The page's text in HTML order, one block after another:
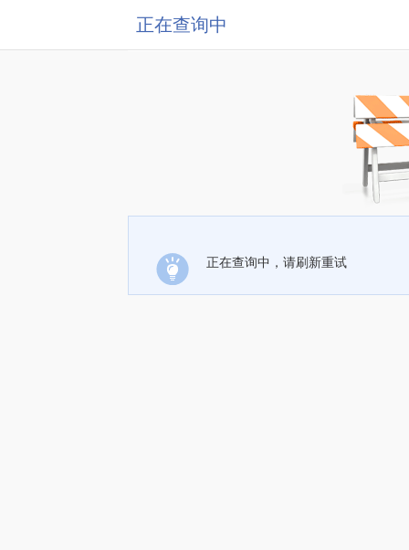
正在查询中
正在查询中，请刷新重试